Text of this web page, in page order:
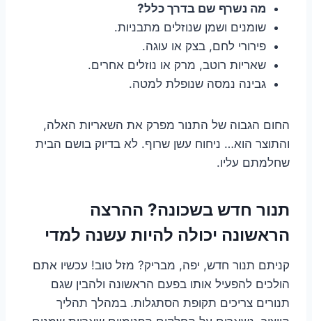
מה נשרף שם בדרך כלל?
שומנים ושמן שנוזלים מתבניות.
פירורי לחם, בצק או עוגה.
שאריות רוטב, מרק או נוזלים אחרים.
גבינה נמסה שנופלת למטה.
החום הגבוה של התנור מפרק את השאריות האלה,
והתוצר הוא… ניחוח עשן שרוף. לא בדיוק בושם הבית
שחלמתם עליו.
תנור חדש בשכונה? ההרצה
הראשונה יכולה להיות עשנה למדי
קניתם תנור חדש, יפה, מבריק? מזל טוב! עכשיו אתם
הולכים להפעיל אותו בפעם הראשונה ולהבין שגם
תנורים צריכים תקופת הסתגלות. במהלך תהליך